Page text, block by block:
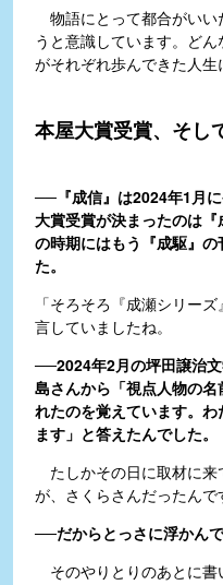
物語にとって都合がいい
うと意識しています。ど
がそれぞれ歩んできた人生
本屋大賞受賞、そし
──『成信』は2024年1月
大賞受賞が決まったのは
の時期にはもう『成駆』
た。
「そろそろ『成瀬シリー
言していましたね。
──2024年2月の坪田譲治
島さんから「視点人物の
れたのを覚えています。
ます」と答えたんでした。
たしかその日に取材に来
が、さくらさんだったんで
──だからとっさに浮かん
そのやりとりのあとに書